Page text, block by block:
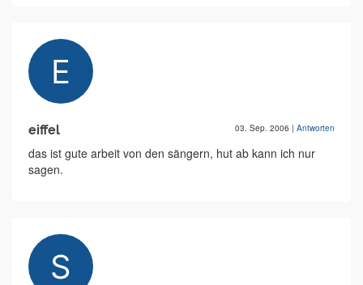
eiffel 03. Sep. 2006 | Antworten
das ist gute arbeit von den sängern, hut ab kann ich nur
sagen.